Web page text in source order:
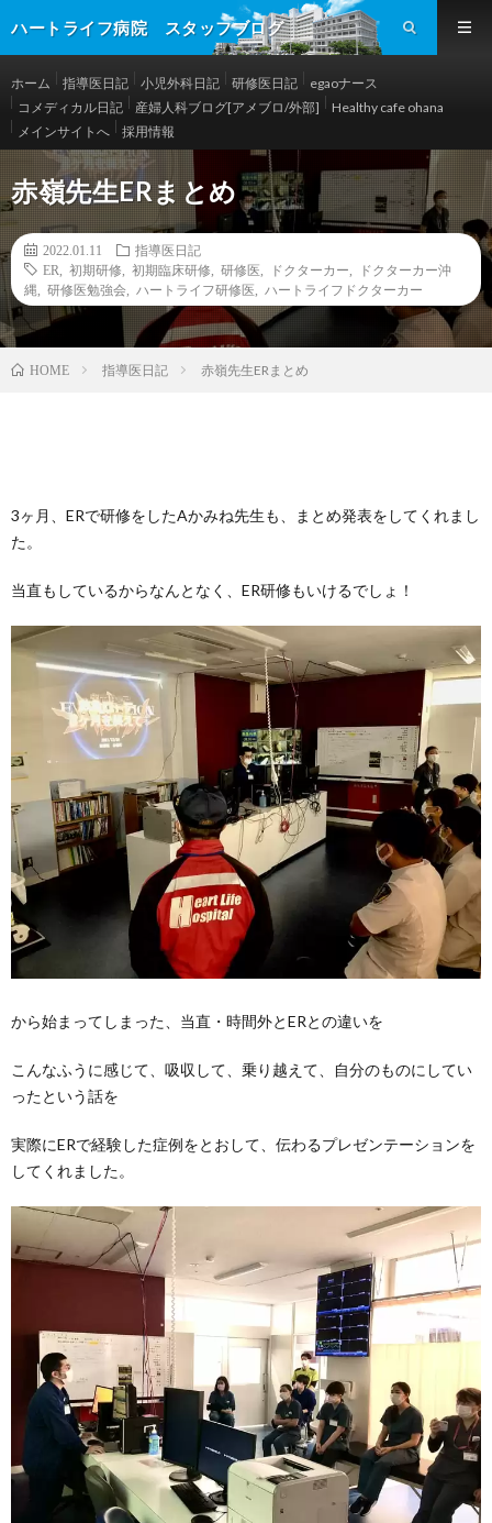
ハートライフ病院 スタッフブログ
ホーム 指導医日記 小児外科日記 研修医日記
egaoナース
コメディカル日記
産婦人科ブログ[アメブロ/外部]
Healthy cafe ohana
メインサイトへ
採用情報
赤嶺先生ERまとめ
2022.01.11
指導医日記
ER
初期研修 初期臨床研修 研修医 ドクターカー
ドクターカー沖
縄
研修医勉強会 ハートライフ研修医 ハートライフドクターカー
HOME 指導医日記 赤嶺先生ERまとめ
3ヶ月、ERで研修をしたAかみね先生も、まとめ発表をしてくれまし
た。
当直もしているからなんとなく、ER研修もいけるでしょ！
から始まってしまった、当直・時間外とERとの違いを
こんなふうに感じて、吸収して、乗り越えて、自分のものにしてい
ったという話を
実際にERで経験した症例をとおして、伝わるプレゼンテーションを
してくれました。